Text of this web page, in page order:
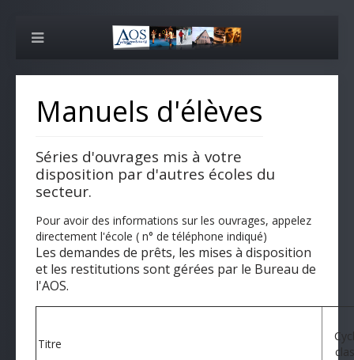
Manuels d'élèves
Séries d'ouvrages mis à votre
disposition par d'autres écoles du
secteur.
Pour avoir des informations sur les ouvrages, appelez
directement l'école ( n° de téléphone indiqué)
Les demandes de prêts, les mises à disposition
et les restitutions sont gérées par le Bureau de
l'AOS.
Titre